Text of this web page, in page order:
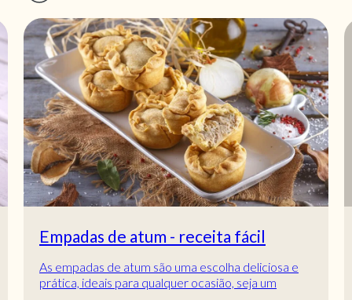
Empadas de atum - receita fácil
As empadas de atum são uma escolha deliciosa e
prática, ideais para qualquer ocasião, seja um